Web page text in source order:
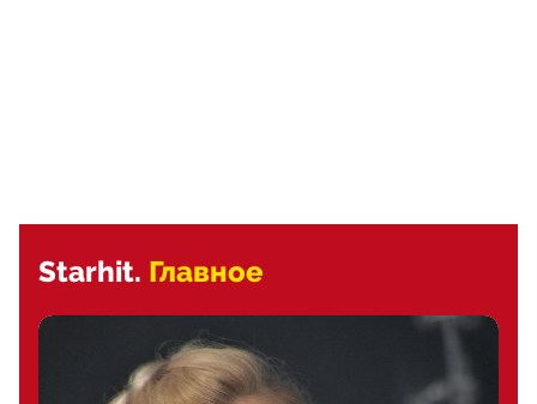
Starhit. Главное